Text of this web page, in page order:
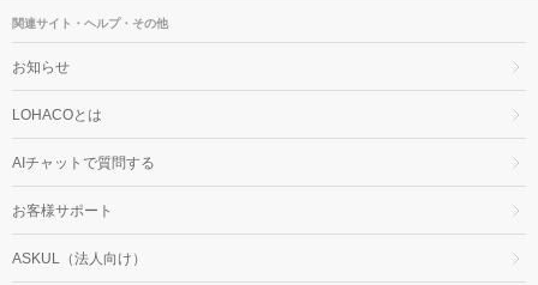
関連サイト・ヘルプ・その他
お知らせ
LOHACOとは
AIチャットで質問する
お客様サポート
ASKUL（法人向け）